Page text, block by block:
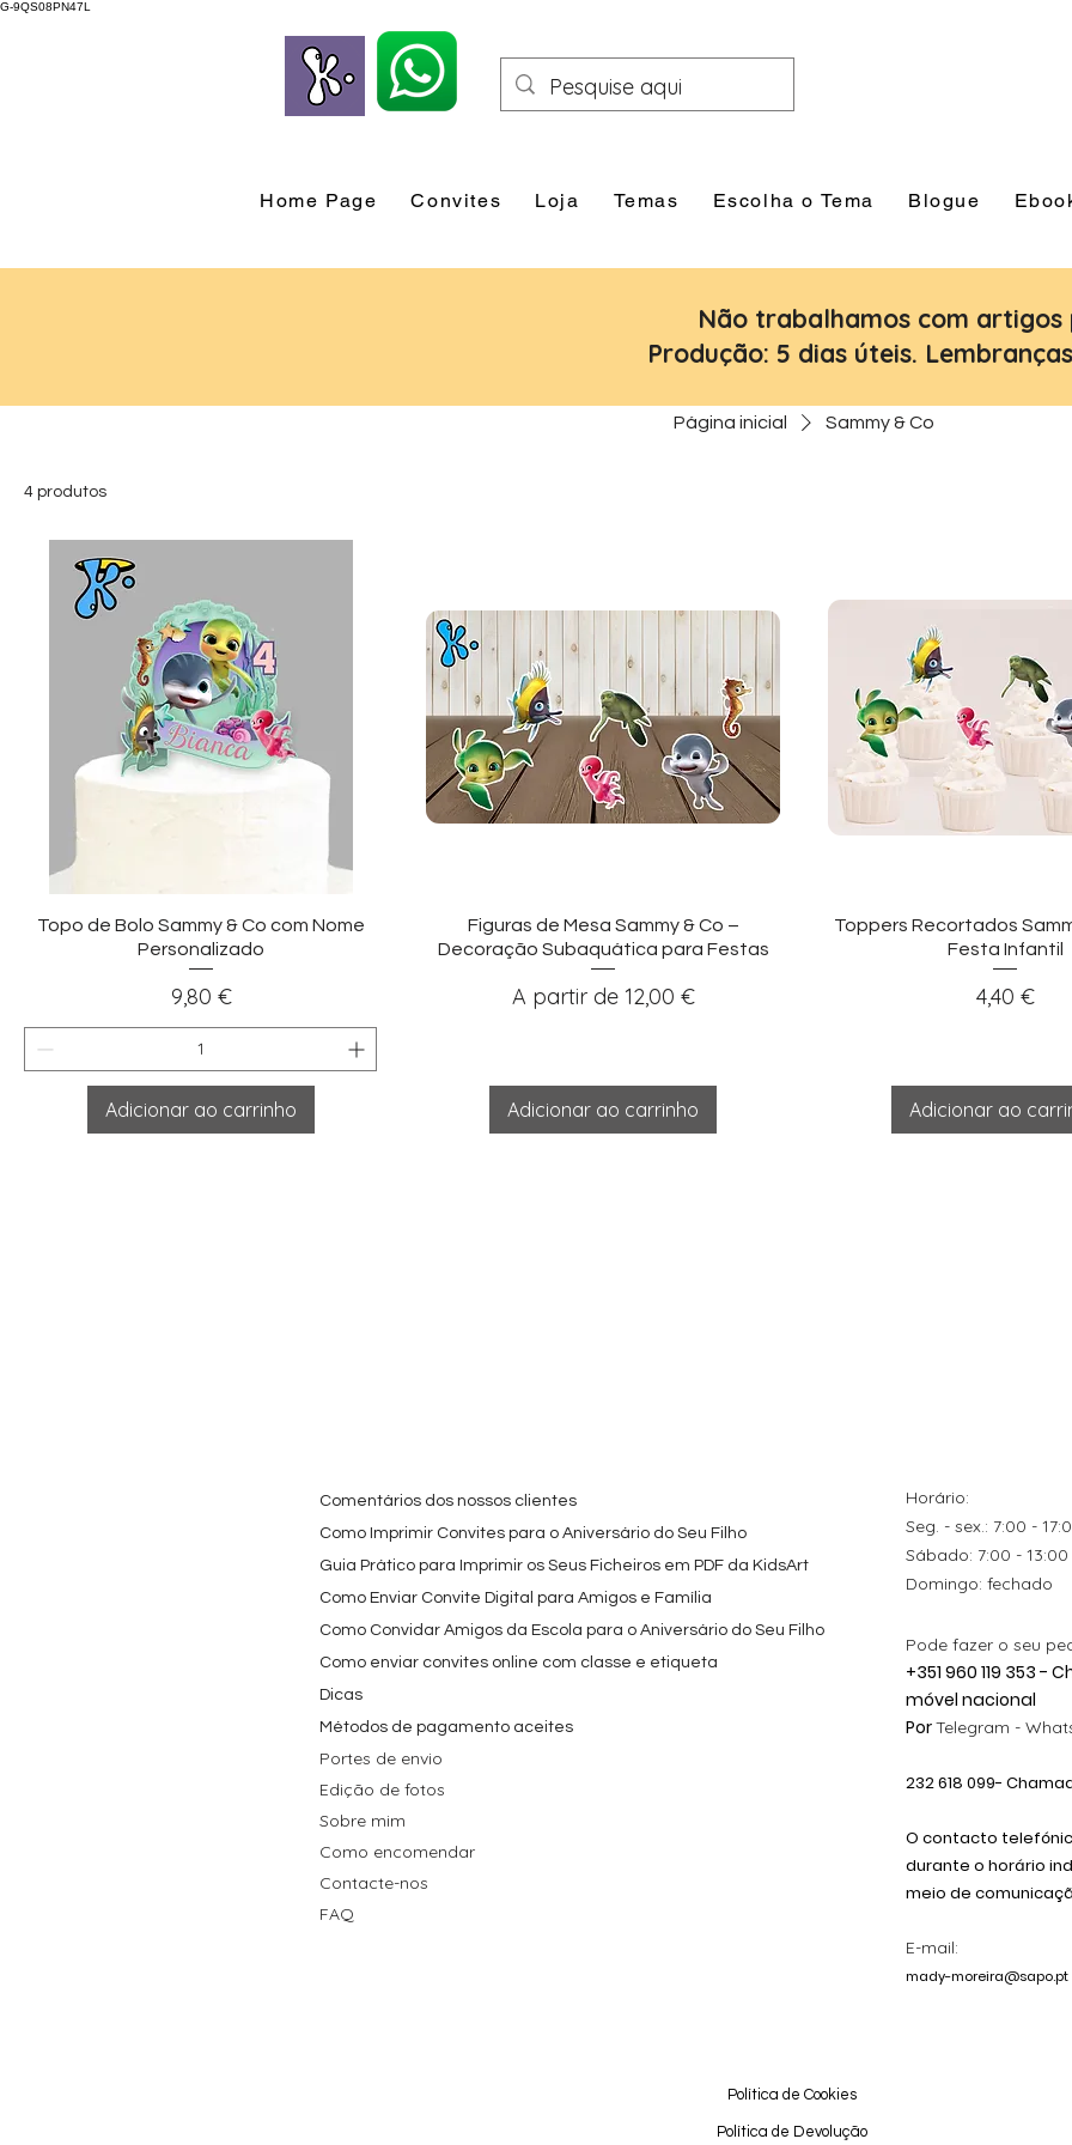
G-9QS08PN47L
Home Page Convites Loja Temas Escolha o Tema Blogue
Não trabalhamos com artigos
Produção: 5 dias úteis.
Página inicial Sammy & Co
4 produtos
Visualização rápida
Topo de Bolo Sammy & Co com Nome
Personalizado
Preço
9,80 €
Adicionar ao carrinho
Visualização rápida
Figuras de Mesa Sammy & Co –
Decoração Subaquática para Festas
A partir de 12,00 €
Preço promocional
Adicionar ao carrinho
Visualização
Toppers Recortados
Festa Infantil
Preço
4,40 €
Adicionar ao
Comentários dos nossos clientes
Como Imprimir Convites para o Aniversário do Seu Filho
Guia Prático para Imprimir os Seus Ficheiros em PDF da KidsArt
Como Enviar Convite Digital para Amigos e Família
Como Convidar Amigos da Escola para o Aniversário do Seu Filho
Como enviar convites online com classe e etiqueta
Dicas
Métodos de pagamento aceites
Portes de envio
Edição de fotos
Sobre mim
Como encomendar
Contacte-nos
FAQ
Horário:
Seg. - sex.: 7:00 -
​​Sábado: 7:00 - 13:00
​Domingo: fechado
Pode fazer o seu
+351 960 119 353 -
móvel nacional
PorTelegram -
232 618 099-
O contacto
durante o horário
meio de
E-mail:
mady-moreira@sapo.pt
Política de Cookies
Política de Devolução